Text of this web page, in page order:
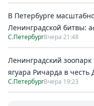
В Петербурге
Ленинградской битвы:
С.ПетербургВчера 21:48
Ленинградский зоопарк
ягуара Ричарда в честь
С.ПетербургВчера 19:23